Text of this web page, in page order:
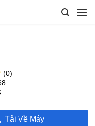
(0)
Tải Về Máy